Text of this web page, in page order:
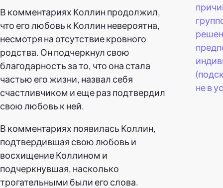
В комментариях Коллин продолжил,
что его любовь к Коллин невероятна,
несмотря на отсутствие кровного
родства. Он подчеркнул свою
благодарность за то, что она стала
частью его жизни, назвал себя
счастливчиком и еще раз подтвердил
свою любовь к ней.
В комментариях появилась Коллин,
подтвердившая свою любовь и
восхищение Коллином и
подчеркнувшая, насколько
трогательными были его слова.
не в